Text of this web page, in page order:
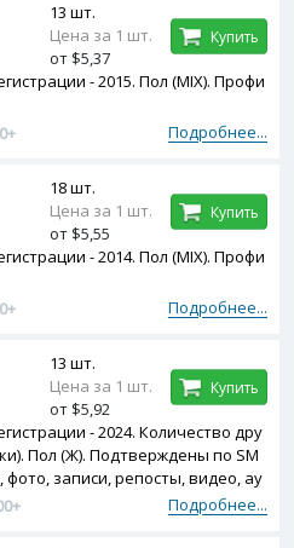
- 2015. Пол (MIX). Профи
Подробнее...
13 шт.
Цена за 1 шт.
от $5,37
Купить
- 2014. Пол (MIX). Профи
Подробнее...
18 шт.
Цена за 1 шт.
от $5,55
Купить
- 2024. Количество дру
Пол (Ж). Подтверждены по SM
записи, репосты, видео, ау
Подробнее...
13 шт.
Цена за 1 шт.
от $5,92
Купить